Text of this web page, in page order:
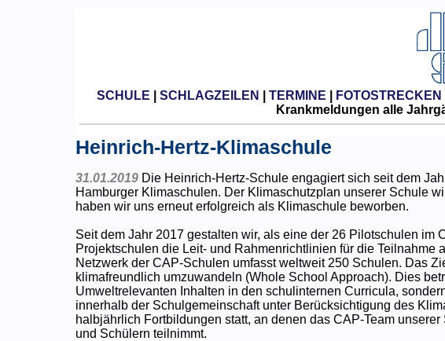
SCHULE SCHLAGZEILEN TERMINE FOTOSTRECKEN
Krankmeldungen alle
Heinrich-Hertz-Klimaschule
31.01.2019 Die Heinrich-Hertz-Schule engagiert sich seit dem
Hamburger Klimaschulen. Der Klimaschutzplan unserer Schule
haben wir uns erneut erfolgreich als Klimaschule beworben.
Seit dem Jahr 2017 gestalten wir, als eine der 26 Pilotschulen im
Projektschulen die Leit- und Rahmenrichtlinien für die Teilnahme
Netzwerk der CAP-Schulen umfasst weltweit 250 Schulen. Das
klimafreundlich umzuwandeln (Whole School Approach). Dies
Umweltrelevanten Inhalten in den schulinternen Curricula,
innerhalb der Schulgemeinschaft unter Berücksichtigung des
halbjährlich Fortbildungen statt, an denen das CAP-Team
und Schülern teilnimmt.